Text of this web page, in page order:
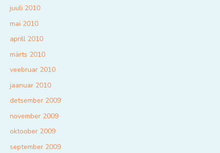
juuli 2010
mai 2010
aprill 2010
märts 2010
veebruar 2010
jaanuar 2010
detsember 2009
november 2009
oktoober 2009
september 2009